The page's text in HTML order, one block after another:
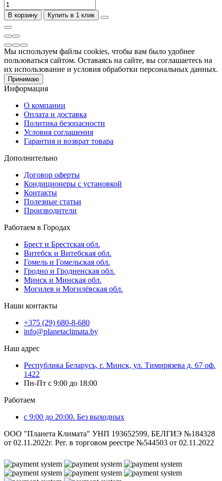
В корзину Купить в 1 клик
Мы используем файлы cookies, чтобы вам было удобнее
пользоваться сайтом. Оставаясь на сайте, вы соглашаетесь на
их использование и условия обработки персональных данных.
Принимаю
Информация
О компании
Оплата и доставка
Политика безопасности
Условия соглашения
Гарантия и возврат товара
Дополнительно
Договор оферты
Кондиционеры с установкой
Контакты
Полезные статьи
Производители
Работаем в Городах
Брест и Брестская обл.
Витебск и Витебская обл.
Гомель и Гомельская обл.
Гродно и Гродненская обл.
Минск и Минская обл.
Могилев и Могилёвская обл.
Наши контакты
+375 (29) 680-8-680
info@planetaclimata.by
Наш адрес
Республика Беларусь, г. Минск, ул. Тимирязева д. 67 оф.
1422
Пн-Пт с 9:00 до 18:00
Работаем
с 9:00 до 20:00. Без выходных
ООО "Планета Климата" УНП 193652599, БЕЛГИЭ №184328
от 02.11.2022г. Рег. в торговом реестре №544503 от 02.11.2022